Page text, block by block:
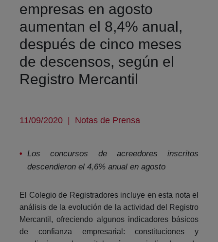
empresas en agosto
aumentan el 8,4% anual,
después de cinco meses
de descensos, según el
Registro Mercantil
11/09/2020 | Notas de Prensa
Los concursos de acreedores inscritos
descendieron el 4,6% anual en agosto
El Colegio de Registradores incluye en esta nota el
análisis de la evolución de la actividad del Registro
Mercantil, ofreciendo algunos indicadores básicos
de confianza empresarial: constituciones y